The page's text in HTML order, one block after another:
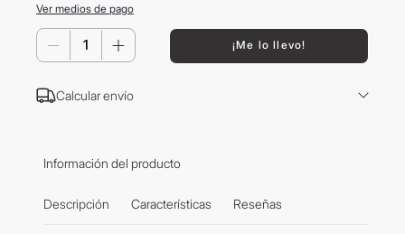
Ver medios de pago
＋
－ ¡Me lo llevo!
Calcular envío
Información del producto
Descripción Características Reseñas